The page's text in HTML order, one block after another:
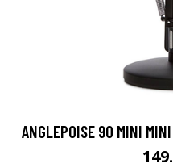
ANGLEPOISE 90 MINI